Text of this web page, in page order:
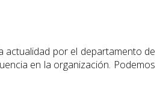
actualidad por el departa­mento de
en la organi­zación. Podemos